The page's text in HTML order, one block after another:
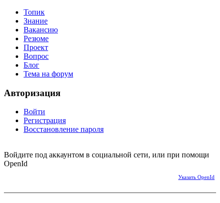
Топик
Знание
Вакансию
Резюме
Проект
Вопрос
Блог
Тема на форум
Авторизация
Войти
Регистрация
Восстановление пароля
Войдите под аккаунтом в социальной сети, или при помощи
OpenId
Указать OpenId